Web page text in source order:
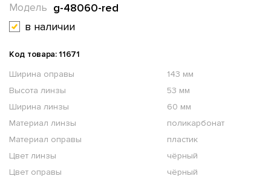
g-48060-red
Модель
в наличии
Код товара: 11671
Ширина оправы
143 мм
Высота линзы
53 мм
Ширина линзы
60 мм
Материал линзы
поликарбонат
Материал оправы
пластик
Цвет линзы
чёрный
Цвет оправы
чёрный